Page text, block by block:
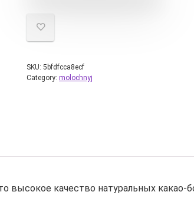
SKU: 5bfdfcca8ecf
Category: molochnyj
высокое качество натуральных какао-